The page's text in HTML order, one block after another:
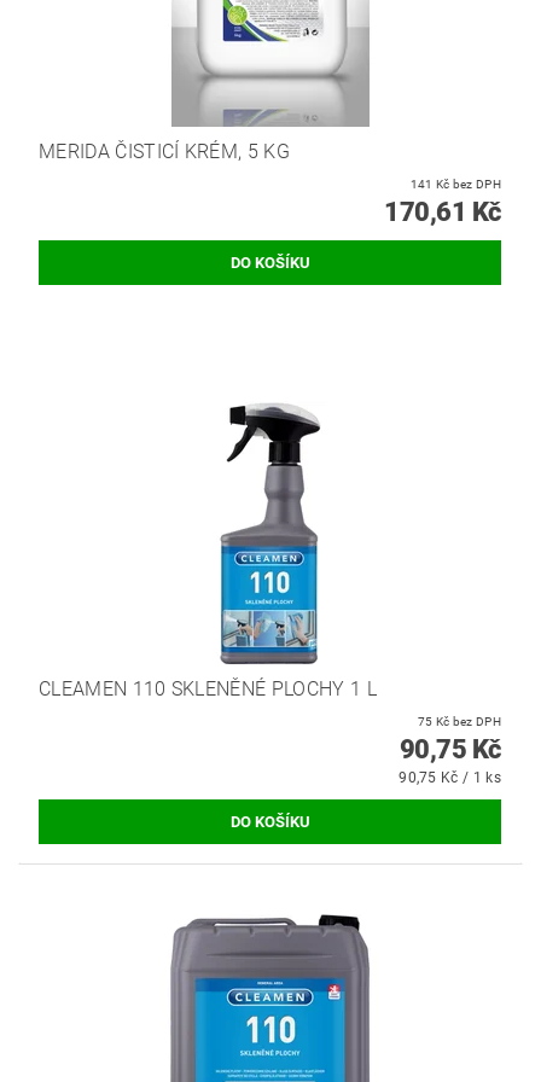
MERIDA ČISTICÍ KRÉM, 5 KG
141 Kč bez DPH
170,61 Kč
CLEAMEN 110 SKLENĚNÉ PLOCHY 1 L
75 Kč bez DPH
90,75 Kč
90,75 Kč / 1 ks